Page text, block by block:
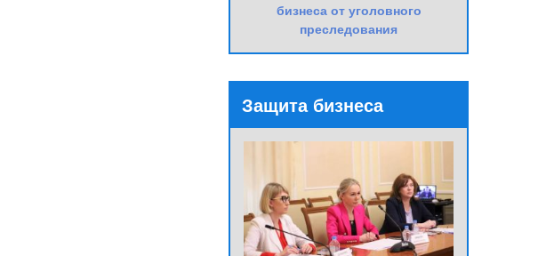
бизнеса от уголовного
преследования
Защита бизнеса